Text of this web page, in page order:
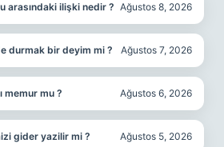
arasındaki ilişki nedir ? Ağustos 8, 2026
durmak bir deyim mi ? Ağustos 7, 2026
memur mu ? Ağustos 6, 2026
gider yazilir mi ? Ağustos 5, 2026